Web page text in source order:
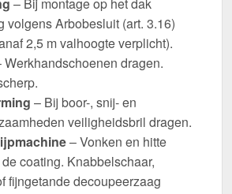
volgens Arbobesluit (art. 3.16)
2,5 m valhoogte verplicht).
Werkhandschoenen dragen.
– Bij boor-, snij- en
veiligheidsbril dragen.
– Vonken en hitte
coating. Knabbelschaar,
fijngetande decoupeerzaag